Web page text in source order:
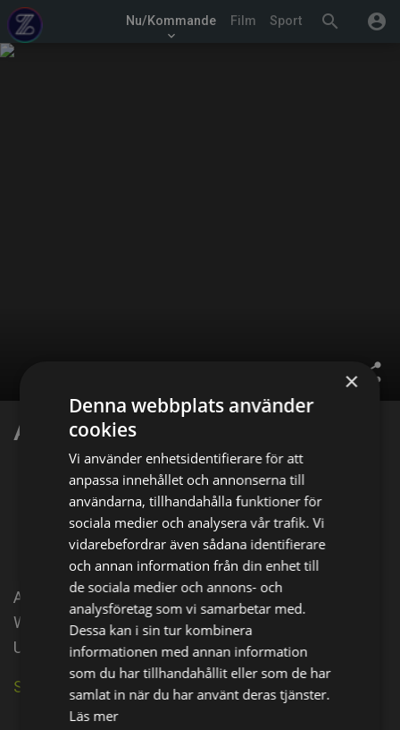
search account_circle
Nu/Kommande
keyboard_arrow_down
Film Sport
share
Abby Epstein
Facebook X E-postadress
Abby Epstein is a director and producer, known for
Weed the People (2018), Sweetening the Pill and
Until the Violence Stops (2003).
Se källa på IMDb
×
Denna webbplats använder
cookies
Vi använder enhetsidentifierare för att
anpassa innehållet och annonserna till
användarna, tillhandahålla funktioner för
sociala medier och analysera vår trafik. Vi
vidarebefordrar även sådana identifierare
och annan information från din enhet till
de sociala medier och annons- och
analysföretag som vi samarbetar med.
Dessa kan i sin tur kombinera
informationen med annan information
som du har tillhandahållit eller som de har
samlat in när du har använt deras tjänster.
Läs mer